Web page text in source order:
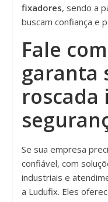
fixadores, sendo a
buscam confiança e
Fale
garanta
roscada
Se sua empresa
confiável, com
industriais e
a Ludufix. Eles